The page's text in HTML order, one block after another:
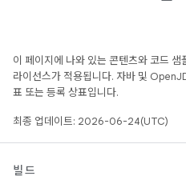
이 페이지에 나와 있는 콘텐츠와 코드 샘
라이선스가 적용됩니다. 자바 및
표 또는 등록 상표입니다.
최종 업데이트: 2026-06-24(UTC)
빌드